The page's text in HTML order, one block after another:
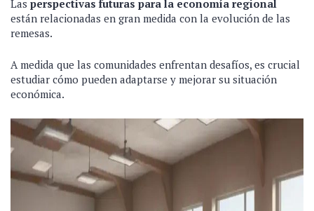
Las perspectivas futuras para la economía regional
están relacionadas en gran medida con la evolución de las
remesas.
A medida que las comunidades enfrentan desafíos, es crucial
estudiar cómo pueden adaptarse y mejorar su situación
económica.